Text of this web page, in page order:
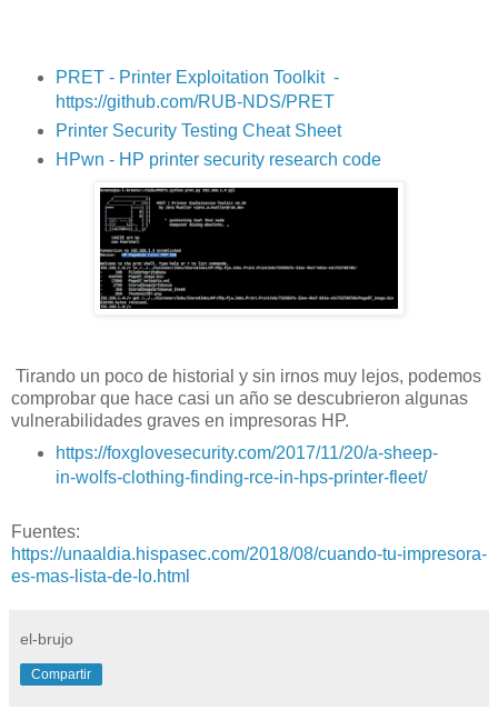
PRET - Printer Exploitation Toolkit -
https://github.com/RUB-NDS/PRET
Printer Security Testing Cheat Sheet
HPwn - HP printer security research code
Tirando un poco de historial y sin irnos muy lejos, podemos
comprobar que hace casi un año se descubrieron algunas
vulnerabilidades graves en impresoras HP.
https://foxglovesecurity.com/2017/11/20/a-sheep-
in-wolfs-clothing-finding-rce-in-hps-printer-fleet/
Fuentes:
https://unaaldia.hispasec.com/2018/08/cuando-tu-impresora-
es-mas-lista-de-lo.html
el-brujo
Compartir